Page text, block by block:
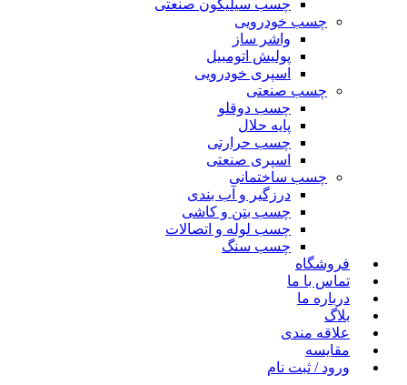
چسب سیلیکون صنعتی
چسب خودرویی
واشر ساز
پولیش اتومبیل
اسپری خودرویی
چسب صنعتی
چسب دوقلو
پایه حلال
چسب حرارتی
اسپری صنعتی
چسب ساختمانی
درزگیر و آب بندی
چسب بتن و کاشی
چسب لوله و اتصالات
چسب سنگ
فروشگاه
تماس با ما
درباره ما
بلاگ
علاقه مندی
مقایسه
ورود / ثبت نام